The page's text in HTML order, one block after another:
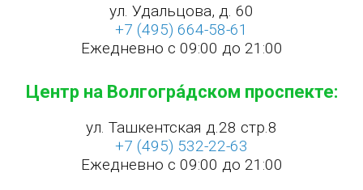
ул. Удальцова, д. 60
+7 (495) 664-58-61
Ежедневно с 09:00 до 21:00
Центр на Волгогра́дском проспекте:
ул. Ташкентская д.28 стр.8
+7 (495) 532-22-63
Ежедневно с 09:00 до 21:00